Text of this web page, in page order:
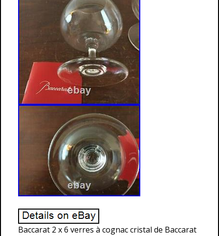
Baccarat 2 x 6 verres à cognac cristal de Baccarat